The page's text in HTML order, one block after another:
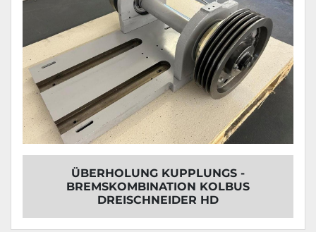
ÜBERHOLUNG KUPPLUNGS -
BREMSKOMBINATION KOLBUS
DREISCHNEIDER HD